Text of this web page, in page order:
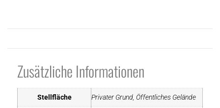
Zusätzliche Informationen
Stellfläche Privater Grund, Öffentliches Gelände